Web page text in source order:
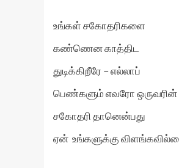
உங்கள் சகோதரிகளை
கண்ணென காத்திட
துடிக்கிறீரே – எல்லாப்
பெண்களும் எவரோ ஒருவரின்
சகோதரி தானென்பது
ஏன் உங்களுக்கு